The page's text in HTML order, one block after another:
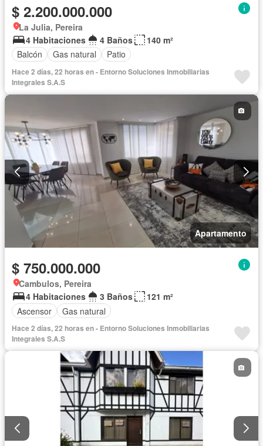
$ 2.200.000.000
La Julia, Pereira
4 Habitaciones
4 Baños
140 m²
Balcón
Gas natural Patio
Hace 2 días, 22 horas en - Entorno Soluciones Inmobiliarias
Integrales S.A.S
Apartamento
$ 750.000.000
Cambulos, Pereira
4 Habitaciones
3 Baños
121 m²
Ascensor
Gas natural
Hace 2 días, 22 horas en - Entorno Soluciones Inmobiliarias
Integrales S.A.S